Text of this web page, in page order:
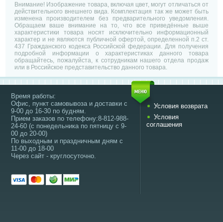
Внимание! Изображение товара, включая цвет, могут отличаться от
действительного внешнего вида. Комплектация так же может быть
изменена производителем без предварительного уведомления.
Обращаем ваше внимание на то, что все приведённые выше
характеристики товара носят исключительно информационный
характер и не являются публичной офертой, определенной п.2 ст.
437 Гражданского кодекса Российской федерации. Для получения
подробной информации о характеристиках данного товара
обращайтесь, пожалуйста, к сотрудникам нашего отдела продаж
или в Российское представительство данного товара.
Время работы:
Офис, пункт самовывоза и доставки с
9-00 до 16-30 по будням.
Прием заказов по телефону:8-812-988-
24-60 (с понедельника по пятницу с 9-
00 до 20-00)
По выходным и праздничным дням с
11-00 до 18-00
Через сайт - круглосуточно.
Условия возврата
Условия
соглашения